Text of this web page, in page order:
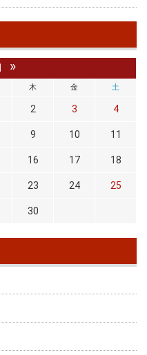
»
木 金 土
2 3 4
9 10 11
16 17 18
23 24 25
30